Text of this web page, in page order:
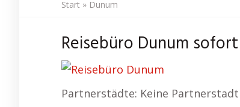
Start » Dunum
Reisebüro Dunum
Partnerstädte: Keine